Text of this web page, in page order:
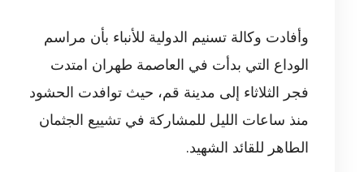
وأفادت وكالة تسنيم الدولية للأنباء بأن مراسم
الوداع التي بدأت في العاصمة طهران امتدت
فجر الثلاثاء إلى مدينة قم، حيث توافدت الحشود
منذ ساعات الليل للمشاركة في تشييع الجثمان
الطاهر للقائد الشهيد.